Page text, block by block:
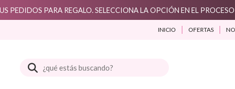
PEDIDOS PARA REGALO. SELECCIONA LA OPCIÓN EN EL
INICIO OFERTAS
Buscar